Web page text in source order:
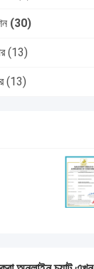
(30)
(13)
(13)